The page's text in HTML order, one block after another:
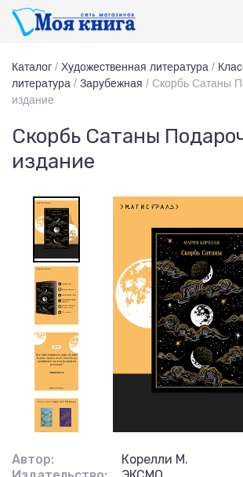
Каталог / Художественная литература /
литература / Зарубежная / Скорбь Сатаны
издание
Скорбь Сатаны
издание
Автор:
Корелли М.